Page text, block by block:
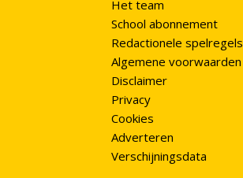
Het team
School abonnement
Redactionele spelregels
Algemene voorwaarden
Disclaimer
Privacy
Cookies
Adverteren
Verschijningsdata